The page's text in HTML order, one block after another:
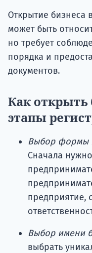
Открытие бизнеса
может быть
но требует
порядка и
документов.
Как
этапы
Выбор формы
Сначала
предприятие,
Выбор имени
выбрать